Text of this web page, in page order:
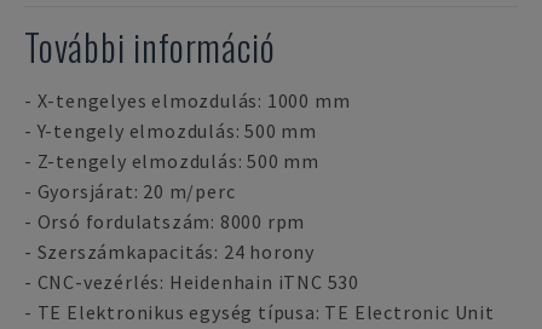
További információ
- X-tengelyes elmozdulás: 1000 mm
- Y-tengely elmozdulás: 500 mm
- Z-tengely elmozdulás: 500 mm
- Gyorsjárat: 20 m/perc
- Orsó fordulatszám: 8000 rpm
- Szerszámkapacitás: 24 horony
- CNC-vezérlés: Heidenhain iTNC 530
- TE Elektronikus egység típusa: TE Electronic Unit